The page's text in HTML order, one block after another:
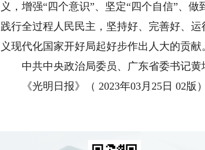
义，增强“四个意识”、坚定“四个自信”、
践行全过程人民民主，坚持好、完善好、
义现代化国家开好局起好步作出人大的贡献
中共中央政治局委员、广东省委书记黄
《光明日报》（ 2023年03月25日 02版）